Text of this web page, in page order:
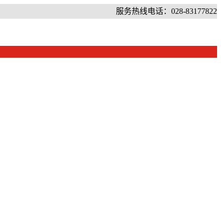
服务热线电话：028-83177822